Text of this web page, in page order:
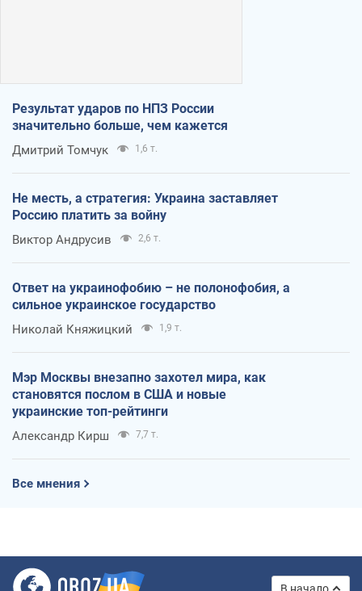
Результат ударов по НПЗ России
значительно больше, чем кажется
Дмитрий Томчук 1,6 т.
Не месть, а стратегия: Украина заставляет
Россию платить за войну
Виктор Андрусив 2,6 т.
Ответ на украинофобию – не полонофобия, а
сильное украинское государство
Николай Княжицкий 1,9 т.
Мэр Москвы внезапно захотел мира, как
становятся послом в США и новые
украинские топ-рейтинги
Александр Кирш 7,7 т.
Все мнения
В начало